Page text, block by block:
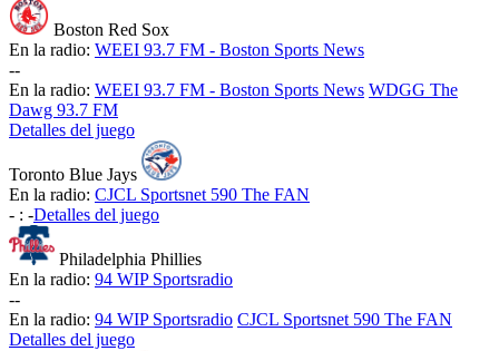
Boston Red Sox
En la radio: WEEI 93.7 FM - Boston Sports News
--
En la radio: WEEI 93.7 FM - Boston Sports News WDGG The
Dawg 93.7 FM
Detalles del juego
Toronto Blue Jays
En la radio: CJCL Sportsnet 590 The FAN
- : -Detalles del juego
Philadelphia Phillies
En la radio: 94 WIP Sportsradio
--
En la radio: 94 WIP Sportsradio CJCL Sportsnet 590 The FAN
Detalles del juego